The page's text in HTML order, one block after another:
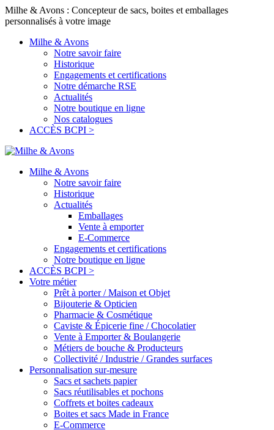
Milhe & Avons : Concepteur de sacs, boites et emballages
personnalisés à votre image
Milhe & Avons
Notre savoir faire
Historique
Engagements et certifications
Notre démarche RSE
Actualités
Notre boutique en ligne
Nos catalogues
ACCÈS BCPI >
Milhe & Avons
Notre savoir faire
Historique
Actualités
Emballages
Vente à emporter
E-Commerce
Engagements et certifications
Notre boutique en ligne
ACCÈS BCPI >
Votre métier
Prêt à porter / Maison et Objet
Bijouterie & Opticien
Pharmacie & Cosmétique
Caviste & Épicerie fine / Chocolatier
Vente à Emporter & Boulangerie
Métiers de bouche & Producteurs
Collectivité / Industrie / Grandes surfaces
Personnalisation sur-mesure
Sacs et sachets papier
Sacs réutilisables et pochons
Coffrets et boites cadeaux
Boites et sacs Made in France
E-Commerce